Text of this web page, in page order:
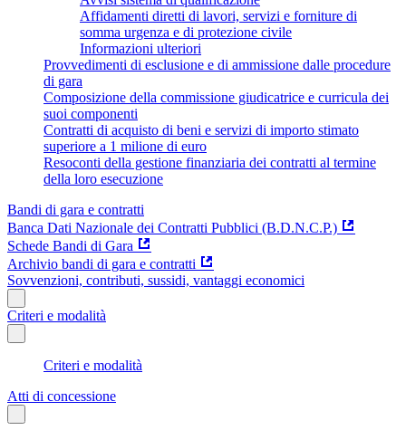
Affidamenti diretti di lavori, servizi e forniture di
somma urgenza e di protezione civile
Informazioni ulteriori
Provvedimenti di esclusione e di ammissione dalle procedure
di gara
Composizione della commissione giudicatrice e curricula dei
suoi componenti
Contratti di acquisto di beni e servizi di importo stimato
superiore a 1 milione di euro
Resoconti della gestione finanziaria dei contratti al termine
della loro esecuzione
Bandi di gara e contratti
Banca Dati Nazionale dei Contratti Pubblici (B.D.N.C.P.)
Schede Bandi di Gara
Archivio bandi di gara e contratti
Sovvenzioni, contributi, sussidi, vantaggi economici
Criteri e modalità
Criteri e modalità
Atti di concessione